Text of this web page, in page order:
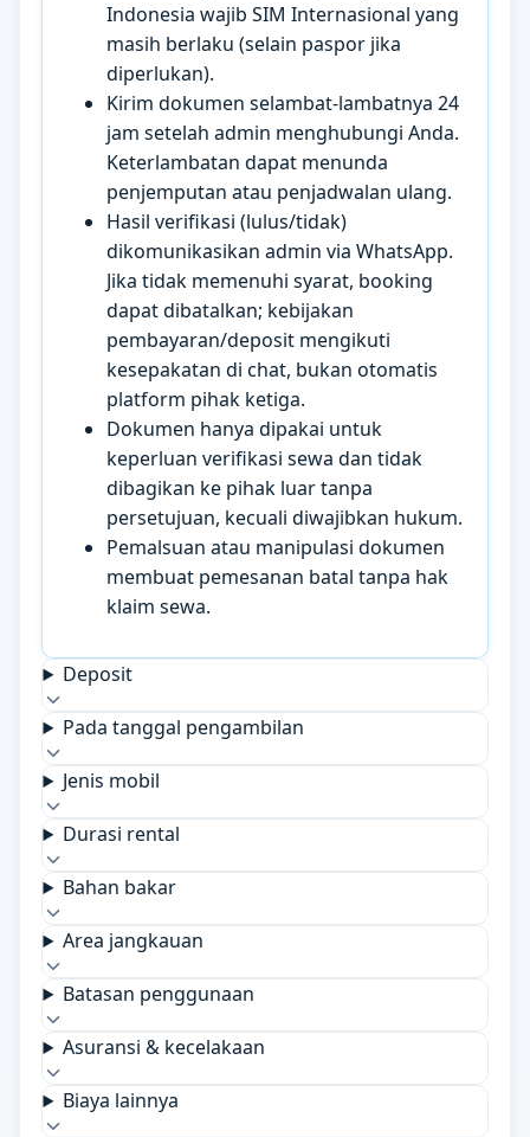
Indonesia wajib SIM Internasional yang
masih berlaku (selain paspor jika
diperlukan).
Kirim dokumen selambat-lambatnya 24
jam setelah admin menghubungi Anda.
Keterlambatan dapat menunda
penjemputan atau penjadwalan ulang.
Hasil verifikasi (lulus/tidak)
dikomunikasikan admin via WhatsApp.
Jika tidak memenuhi syarat, booking
dapat dibatalkan; kebijakan
pembayaran/deposit mengikuti
kesepakatan di chat, bukan otomatis
platform pihak ketiga.
Dokumen hanya dipakai untuk
keperluan verifikasi sewa dan tidak
dibagikan ke pihak luar tanpa
persetujuan, kecuali diwajibkan hukum.
Pemalsuan atau manipulasi dokumen
membuat pemesanan batal tanpa hak
klaim sewa.
Deposit
Pada tanggal pengambilan
Jenis mobil
Durasi rental
Bahan bakar
Area jangkauan
Batasan penggunaan
Asuransi & kecelakaan
Biaya lainnya